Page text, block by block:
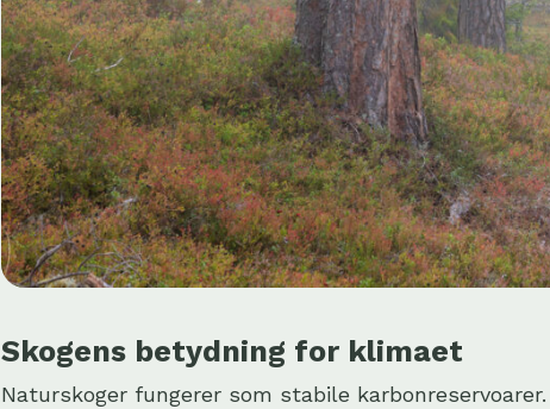
Skogens betydning for klimaet
Naturskoger fungerer som stabile